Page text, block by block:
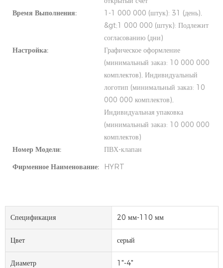
Время Выполнения:
1-1 000 000 (штук): 31 (день),
&gt;1 000 000 (штук): Подлежит
согласованию (дни)
Настройка:
Графическое оформление
(минимальный заказ: 10 000 000
комплектов), Индивидуальный
логотип (минимальный заказ: 10
000 000 комплектов),
Индивидуальная упаковка
(минимальный заказ: 10 000 000
комплектов)
Номер Модели:
ПВХ-клапан
Фирменное Наименование:
HYRT
Спецификация 20 мм-110 мм
Цвет серый
Диаметр 1"-4"